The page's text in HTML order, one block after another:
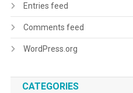
Entries feed
Comments feed
WordPress.org
CATEGORIES